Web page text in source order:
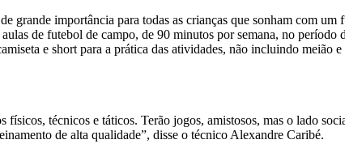
grande importância para todas as crianças que sonham com um
de futebol de campo, de 90 minutos por semana, no período
e short para a prática das atividades, não incluindo meião
técnicos e táticos. Terão jogos, amistosos, mas o lado
de alta qualidade”, disse o técnico Alexandre Caribé.